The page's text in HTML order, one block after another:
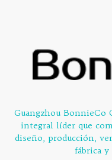
Guangzhou BonnieCo
integral líder que
diseño, producción,
fábrica y